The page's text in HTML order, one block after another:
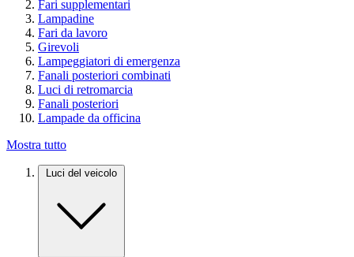
Fari supplementari
Lampadine
Fari da lavoro
Girevoli
Lampeggiatori di emergenza
Fanali posteriori combinati
Luci di retromarcia
Fanali posteriori
Lampade da officina
Mostra tutto
Luci del veicolo